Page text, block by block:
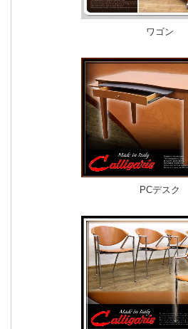
ワゴン
PCデスク